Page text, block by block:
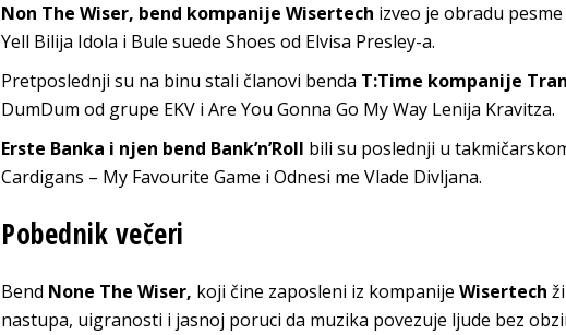
Non The Wiser, bend kompanije Wisertech izveo je obradu
Yell Bilija Idola i Bule suede Shoes od Elvisa Presley-a.
Pretposlednji su na binu stali članovi benda T:Time kompanije
DumDum od grupe EKV i Are You Gonna Go My Way Lenija Kravitza.
Erste Banka i njen bend Bank’n’Roll bili su poslednji u
Cardigans – My Favourite Game i Odnesi me Vlade Divljana.
Pobednik večeri
Bend None The Wiser, koji čine zaposleni iz kompanije Wisertech
nastupa, uigranosti i jasnoj poruci da muzika povezuje ljude bez